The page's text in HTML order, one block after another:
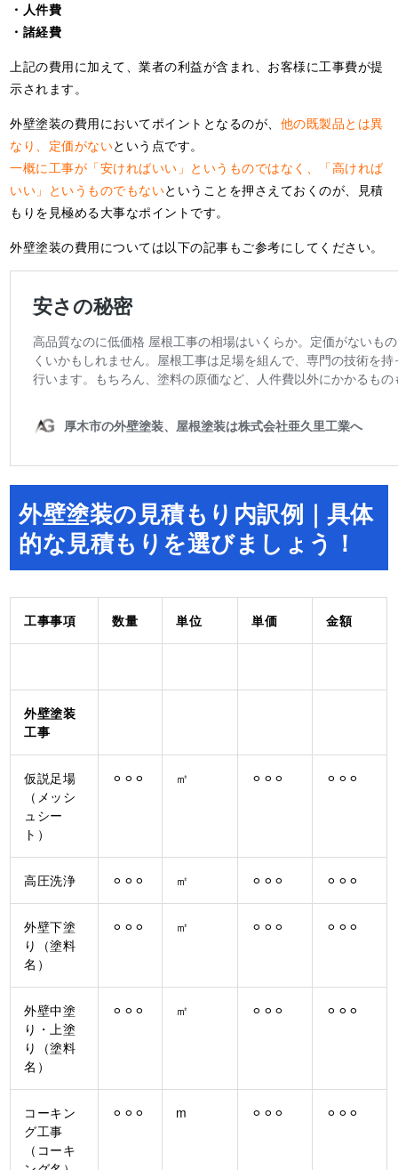
・人件費
・諸経費
上記の費用に加えて、業者の利益が含まれ、お客様に工事費が提
示されます。
外壁塗装の費用においてポイントとなるのが、 他の既製品とは異
なり、定価がないという点です。
一概に工事が「安ければいい」というものではなく、「高ければ
いい」というものでもないということを押さえておくのが、見積
もりを見極める大事なポイントです。
外壁塗装の費用については以下の記事もご参考にしてください。
外壁塗装の見積もり内訳例｜具体
的な見積もりを選びましょう！
工事事項 数量 単位 単価 金額
外壁塗装
工事
仮説足場
（メッシ
ュシー
ト）
⚪︎⚪︎⚪︎ ㎡ ⚪︎⚪︎⚪︎ ⚪︎⚪︎⚪︎
高圧洗浄 ⚪︎⚪︎⚪︎ ㎡ ⚪︎⚪︎⚪︎ ⚪︎⚪︎⚪︎
外壁下塗
り（塗料
名）
⚪︎⚪︎⚪︎ ㎡ ⚪︎⚪︎⚪︎ ⚪︎⚪︎⚪︎
外壁中塗
り・上塗
り（塗料
名）
⚪︎⚪︎⚪︎ ㎡ ⚪︎⚪︎⚪︎ ⚪︎⚪︎⚪︎
コーキン
グ工事
（コーキ
⚪︎⚪︎⚪︎ m ⚪︎⚪︎⚪︎ ⚪︎⚪︎⚪︎